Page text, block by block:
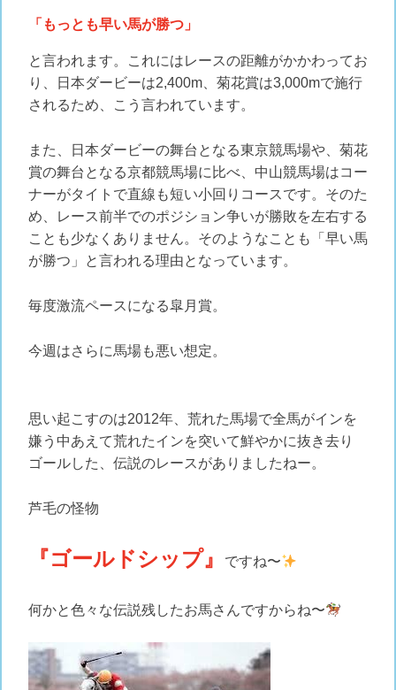
「もっとも早い馬が勝つ」
と言われます。これにはレースの距離がかかわってお
り、日本ダービーは2,400m、菊花賞は3,000mで施行
されるため、こう言われています。
また、日本ダービーの舞台となる東京競馬場や、菊花
賞の舞台となる京都競馬場に比べ、中山競馬場はコー
ナーがタイトで直線も短い小回りコースです。そのた
め、レース前半でのポジション争いが勝敗を左右する
ことも少なくありません。そのようなことも「早い馬
が勝つ」と言われる理由となっています。
毎度激流ペースになる皐月賞。
今週はさらに馬場も悪い想定。
思い起こすのは2012年、荒れた馬場で全馬がインを
嫌う中あえて荒れたインを突いて鮮やかに抜き去り
ゴールした、伝説のレースがありましたねー。
芦毛の怪物
『ゴールドシップ』 ですね〜
何かと色々な伝説残したお馬さんですからね〜